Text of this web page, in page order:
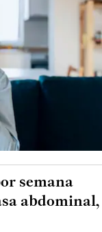
semana
abdominal,